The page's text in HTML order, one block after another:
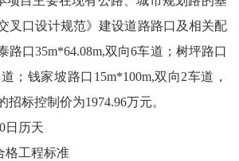
叉口设计规范》建设道路路口及相关配
路口35m*64.08m,双向6车道；树坪路口
；钱家坡路口15m*100m,双向2车道，
标控制价为1974.96万元。
日历天
格工程标准